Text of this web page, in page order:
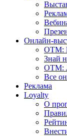
Онлайн-
OTM:
Знай
OTM:
Все
Реклама
Loyalty
О